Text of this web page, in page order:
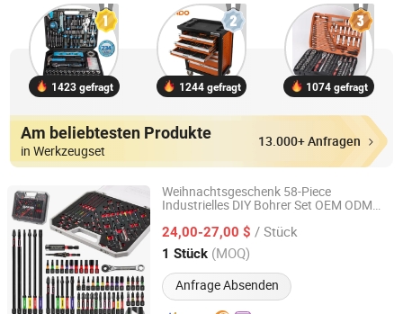
1423 gefragt 1244 gefragt 1074 gefragt
Am beliebtesten Produkte
in Werkzeugset
13.000+ Anfragen
Weihnachtsgeschenk 58-Piece
Industrielles DIY Bohrer Set OEM ODM
Stufenbohrer Schraubendreher Set in
Werkzeugkasten zur Reparatur
24,00-27,00 $ / Stück
1 Stück (MOQ)
Anfrage Absenden
Yijia Electrical (Jiaxing) Co., Ltd.
Zhejiang, China Seit 2025